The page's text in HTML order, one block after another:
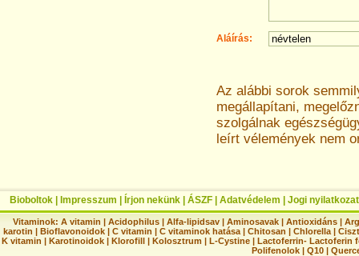
Aláírás:
Az alábbi sorok
megállapítani,
szolgálnak
leírt vélemények nem
Bioboltok Impresszum Írjon nekünk ÁSZF Adatvédelem Jogi nyilatkozat
Vitaminok: A vitamin |Acidophilus |Alfa-lipidsav |Aminosavak |Antioxidáns |
karotin | Bioflavonoidok | C vitamin | C vitaminok hatása | Chitosan | Chlorella |
K vitamin | Karotinoidok | Klorofill | Kolosztrum | L-Cystine | Lactoferrin- Lactoferin
Polifenolok |Q10 |